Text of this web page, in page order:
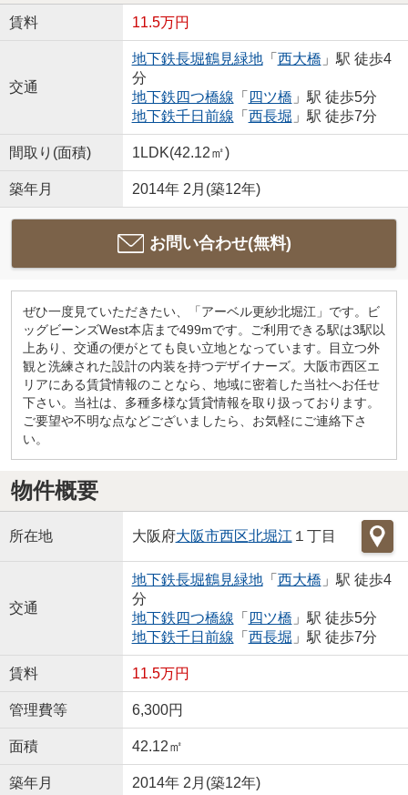
賃料 11.5万円
交通
地下鉄長堀鶴見緑地「 西大橋 」駅 徒歩4
分
地下鉄四つ橋線 「 四ツ橋 」駅 徒歩5分
地下鉄千日前線 「 西長堀 」駅 徒歩7分
間取り(面積) 1LDK(42.12㎡)
築年月 2014年 2月(築12年)
お問い合わせ(無料)
ぜひ一度見ていただきたい、「アーベル更紗北堀江」です。ビ
ッグビーンズWest本店まで499mです。ご利用できる駅は3駅以
上あり、交通の便がとても良い立地となっています。目立つ外
観と洗練された設計の内装を持つデザイナーズ。大阪市西区エ
リアにある賃貸情報のことなら、地域に密着した当社へお任せ
下さい。当社は、多種多様な賃貸情報を取り扱っております。
ご要望や不明な点などございましたら、お気軽にご連絡下さ
い。
物件概要
所在地 大阪府大阪市西区北堀江 １丁目
交通
地下鉄長堀鶴見緑地「 西大橋 」駅 徒歩4
分
地下鉄四つ橋線 「 四ツ橋 」駅 徒歩5分
地下鉄千日前線 「 西長堀 」駅 徒歩7分
賃料 11.5万円
管理費等 6,300円
面積 42.12㎡
築年月 2014年 2月(築12年)